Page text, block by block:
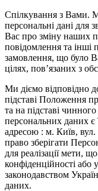
Спілкування з Вами.
персональні дані для
Вас про зміну наших
повідомлення та інші
замовлення, що було
цілях, пов’язаних з
Ми діємо відповідно
підставі Положення
та на підставі
персональних даних
адресою : м. Київ,
право зберігати
для реалізації мети,
конфіденційності
законодавством
даних.